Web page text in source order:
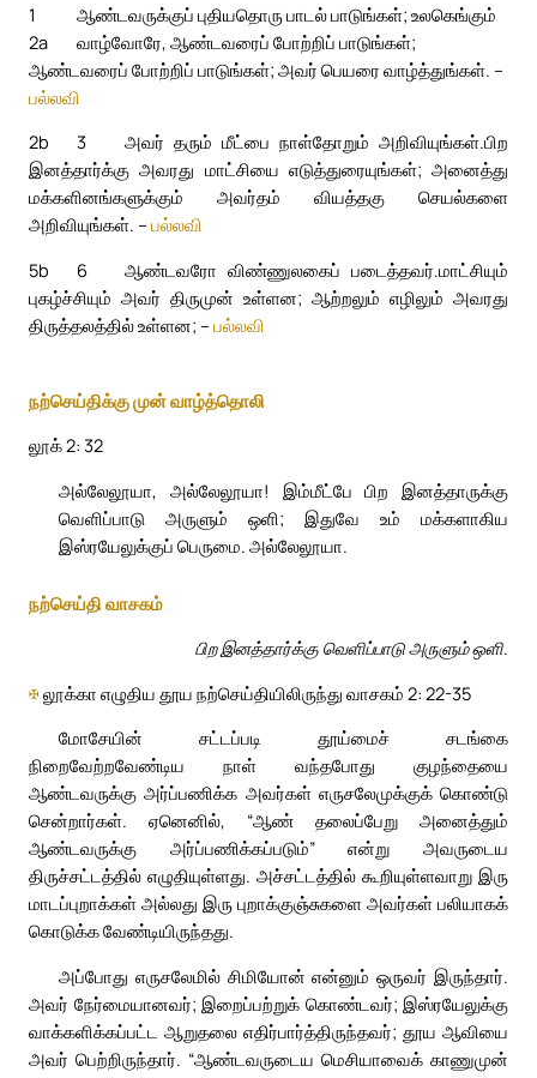
1
ஆண்டவருக்குப் புதியதொரு பாடல் பாடுங்கள்; உலகெங்கும்
வாழ்வோரே, ஆண்டவரைப் போற்றிப் பாடுங்கள்;
2a
ஆண்டவரைப் போற்றிப் பாடுங்கள்; அவர் பெயரை வாழ்த்துங்கள். –
பல்லவி
2b
அவர் தரும் மீட்பை நாள்தோறும் அறிவியுங்கள்.
3
பிற
இனத்தார்க்கு அவரது மாட்சியை எடுத்துரையுங்கள்; அனைத்து
மக்களினங்களுக்கும் அவர்தம் வியத்தகு செயல்களை
அறிவியுங்கள். – பல்லவி
5b
ஆண்டவரோ விண்ணுலகைப் படைத்தவர்.
6
மாட்சியும்
புகழ்ச்சியும் அவர் திருமுன் உள்ளன; ஆற்றலும் எழிலும் அவரது
திருத்தலத்தில் உள்ளன; – பல்லவி
நற்செய்திக்கு முன் வாழ்த்தொலி
லூக் 2: 32
அல்லேலூயா, அல்லேலூயா! இம்மீட்பே பிற இனத்தாருக்கு
வெளிப்பாடு அருளும் ஒளி; இதுவே உம் மக்களாகிய
இஸ்ரயேலுக்குப் பெருமை. அல்லேலூயா.
நற்செய்தி வாசகம்
பிற இனத்தார்க்கு வெளிப்பாடு அருளும் ஒளி.
✠லூக்கா எழுதிய தூய நற்செய்தியிலிருந்து வாசகம் 2: 22-35
மோசேயின் சட்டப்படி தூய்மைச் சடங்கை
நிறைவேற்றவேண்டிய நாள் வந்தபோது குழந்தையை
ஆண்டவருக்கு அர்ப்பணிக்க அவர்கள் எருசலேமுக்குக் கொண்டு
சென்றார்கள். ஏனெனில், “ஆண் தலைப்பேறு அனைத்தும்
ஆண்டவருக்கு அர்ப்பணிக்கப்படும்” என்று அவருடைய
திருச்சட்டத்தில் எழுதியுள்ளது. அச்சட்டத்தில் கூறியுள்ளவாறு இரு
மாடப்புறாக்கள் அல்லது இரு புறாக்குஞ்சுகளை அவர்கள் பலியாகக்
கொடுக்க வேண்டியிருந்தது.
அப்போது எருசலேமில் சிமியோன் என்னும் ஒருவர் இருந்தார்.
அவர் நேர்மையானவர்; இறைப்பற்றுக் கொண்டவர்; இஸ்ரயேலுக்கு
வாக்களிக்கப்பட்ட ஆறுதலை எதிர்பார்த்திருந்தவர்; தூய ஆவியை
அவர் பெற்றிருந்தார். “ஆண்டவருடைய மெசியாவைக் காணுமுன்